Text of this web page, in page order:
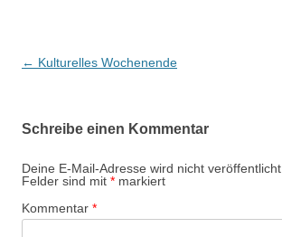
Beitrags-
← Kulturelles Wochenende
Schreibe einen Kommentar
Deine E-Mail-Adresse wird nicht veröffentlicht.
Felder sind mit * markiert
Kommentar *